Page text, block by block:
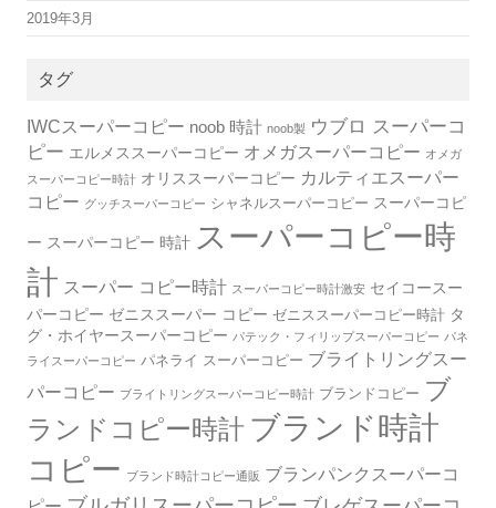
2019年3月
タグ
IWCスーパーコピー noob 時計 noob製 ウブロ スーパーコ
ピー エルメススーパーコピー オメガスーパーコピー オメガ
スーパーコピー時計 オリススーパーコピー カルティエスーパー
コピー グッチスーパーコピー シャネルスーパーコピー スーパーコピ
ー スーパーコピー 時計 スーパーコピー時
計 スーパー コピー時計 スーパーコピー時計激安 セイコースー
パーコピー ゼニススーパー コピー ゼニススーパーコピー時計 タ
グ・ホイヤースーパーコピー パテック・フィリップスーパーコピー パネ
ライスーパーコピー パネライ スーパーコピー ブライトリングスー
パーコピー ブライトリングスーパーコピー時計 ブランドコピー ブ
ランドコピー時計 ブランド時計
コピー ブランド時計コピー通販 ブランパンクスーパーコ